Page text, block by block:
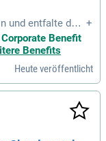
und entfalte dein
Software e
mit C#, REST u
in ASP.NE
Pr
mit Hands-on-M
dich auf faire V
Team-Events.
+
Benefit
Benefits
Heute veröffentlicht